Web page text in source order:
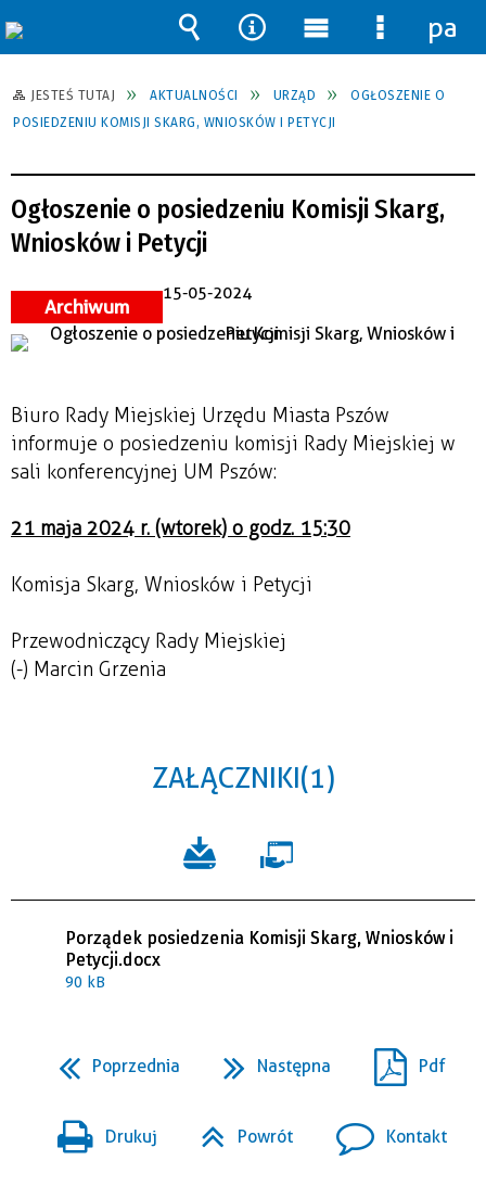
JESTEŚ TUTAJ AKTUALNOŚCI URZĄD
OGŁOSZENIE O
POSIEDZENIU KOMISJI SKARG, WNIOSKÓW I PETYCJI
Ogłoszenie o posiedzeniu Komisji Skarg,
Wniosków i Petycji
Archiwum
15-05-2024
Biuro Rady Miejskiej Urzędu Miasta Pszów
informuje o posiedzeniu komisji Rady Miejskiej w
sali konferencyjnej UM Pszów:
21 maja 2024 r. (wtorek) o godz. 15:30
Komisja Skarg, Wniosków i Petycji
Przewodniczący Rady Miejskiej
(-) Marcin Grzenia
ZAŁĄCZNIKI (1)
Porządek posiedzenia Komisji Skarg, Wniosków i
Petycji.docx
90 kB
Poprzednia Następna Pdf
Drukuj Powrót Kontakt
Wyszukiwarka
Narzędzia
Menu
główne
Menu